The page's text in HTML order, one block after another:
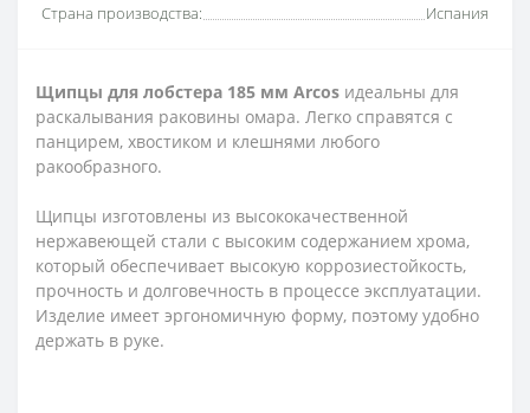
Страна производства:
Испания
Щипцы для лобстера 185 мм Arcos идеальны для
раскалывания раковины омара. Легко справятся с
панцирем, хвостиком и клешнями любого
ракообразного.
Щипцы изготовлены из высококачественной
нержавеющей стали с высоким содержанием хрома,
который обеспечивает высокую коррозиестойкость,
прочность и долговечность в процессе эксплуатации.
Изделие имеет эргономичную форму, поэтому удобно
держать в руке.